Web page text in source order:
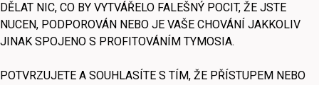
DĚLAT NIC, CO BY VYTVÁŘELO FALEŠNÝ POCIT, ŽE JSTE
NUCEN, PODPOROVÁN NEBO JE VAŠE CHOVÁNÍ JAKKOLIV
JINAK SPOJENO S PROFITOVÁNÍM TYMOSIA.
POTVRZUJETE A SOUHLASÍTE S TÍM, ŽE PŘÍSTUPEM NEBO